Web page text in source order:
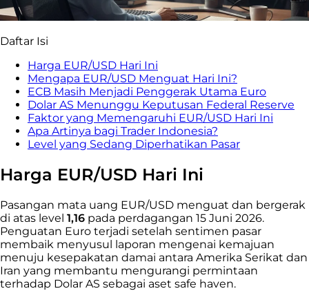
Daftar Isi
Harga EUR/USD Hari Ini
Mengapa EUR/USD Menguat Hari Ini?
ECB Masih Menjadi Penggerak Utama Euro
Dolar AS Menunggu Keputusan Federal Reserve
Faktor yang Memengaruhi EUR/USD Hari Ini
Apa Artinya bagi Trader Indonesia?
Level yang Sedang Diperhatikan Pasar
Harga EUR/USD Hari Ini
Pasangan mata uang EUR/USD menguat dan bergerak
di atas level 1,16 pada perdagangan 15 Juni 2026.
Penguatan Euro terjadi setelah sentimen pasar
membaik menyusul laporan mengenai kemajuan
menuju kesepakatan damai antara Amerika Serikat dan
Iran yang membantu mengurangi permintaan
terhadap Dolar AS sebagai aset safe haven.